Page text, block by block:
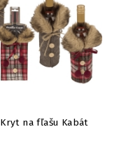
Kryt na fľašu Kabát